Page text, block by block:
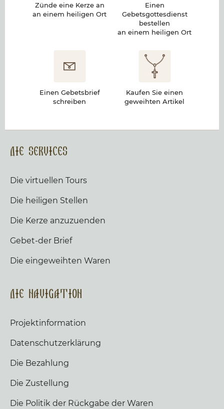
Zünde eine Kerze an
an einem heiligen Ort
Einen
Gebetsgottesdienst
bestellen
an einem heiligen Ort
Einen Gebetsbrief
schreiben
Kaufen Sie einen
geweihten Artikel
Die Services
Die virtuellen Tours
Die heiligen Stellen
Die Kerze anzuzuenden
Gebet-der Brief
Die eingeweihten Waren
Die Navigation
Projektinformation
Datenschutzerklärung
Die Bezahlung
Die Zustellung
Die Politik der Rückgabe der Waren